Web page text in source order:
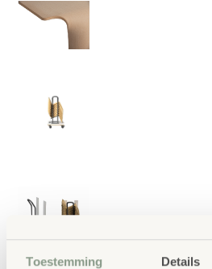
Toestemming Details